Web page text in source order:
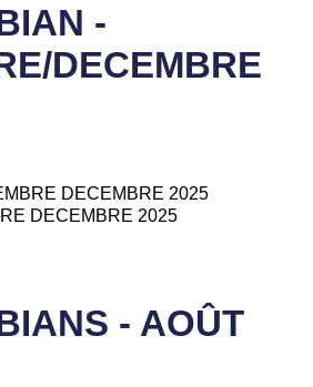
-
DECEMBRE
DECEMBRE 2025
DECEMBRE 2025
- AOÛT